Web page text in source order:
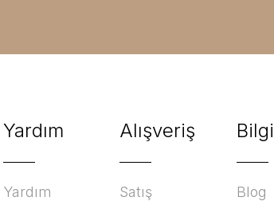
Yardım
Yardım
Alışveriş
Satış
Bilgi
Blog